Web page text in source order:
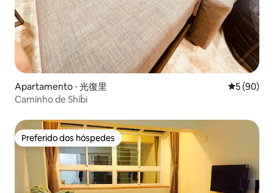
Apartamento ⋅ 光復里 5 de uma
5 (90)
Caminho de Shibi
Preferido dos hóspedes
Preferido dos hóspedes